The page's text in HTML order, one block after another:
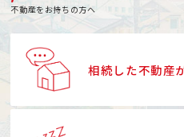
不動産をお持ちの方へ
相続した不動産